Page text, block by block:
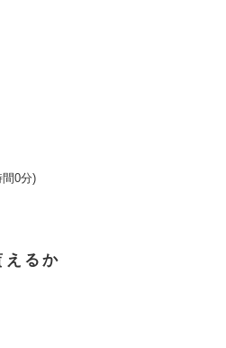
0分)
えるか